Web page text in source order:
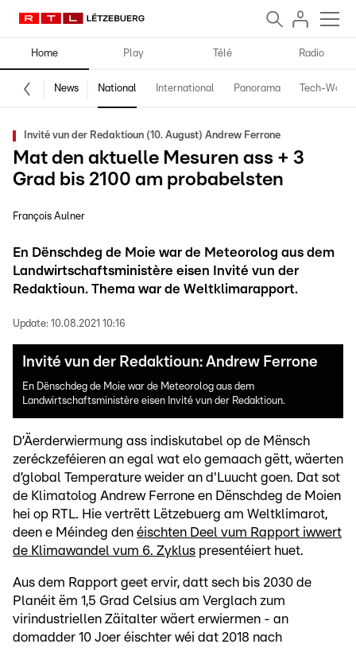
Home Play Télé Radio
News National International Panorama Tech-World
Invité vun der Redaktioun (10. August) Andrew Ferrone
Mat den aktuelle Mesuren ass + 3
Grad bis 2100 am probabelsten
François Aulner
En Dënschdeg de Moie war de Meteorolog aus dem
Landwirtschaftsministère eisen Invité vun der
Redaktioun. Thema war de Weltklimarapport.
Update: 10.08.2021 10:16
Invité vun der Redaktioun: Andrew Ferrone
En Dënschdeg de Moie war de Meteorolog aus dem
Landwirtschaftsministère eisen Invité vun der Redaktioun.
D’Äerderwiermung ass indiskutabel op de Mënsch
zeréckzeféieren an egal wat elo gemaach gëtt, wäerten
d’global Temperature weider an d'Luucht goen. Dat sot
de Klimatolog Andrew Ferrone en Dënschdeg de Moien
hei op RTL. Hie vertrëtt Lëtzebuerg am Weltklimarot,
deen e Méindeg den éischten Deel vum Rapport iwwert
de Klimawandel vum 6. Zyklus presentéiert huet.
Aus dem Rapport geet ervir, datt sech bis 2030 de
Planéit ëm 1,5 Grad Celsius am Verglach zum
virindustriellen Zäitalter wäert erwiermen - an
domadder 10 Joer éischter wéi dat 2018 nach